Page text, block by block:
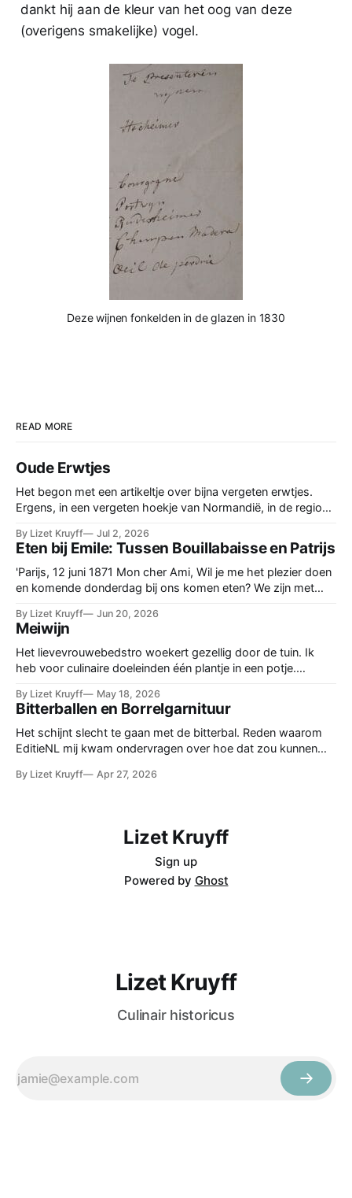
dankt hij aan de kleur van het oog van deze
(overigens smakelijke) vogel.
Deze wijnen fonkelden in de glazen in 1830
READ MORE
Oude Erwtjes
Het begon met een artikeltje over bijna vergeten erwtjes.
Ergens, in een vergeten hoekje van Normandië, in de regio
Maar hoe ze smaakten, dat las ik niet. Dus bestelde ik het
zaad, een zakje met kleine bruine, een beetje rommelige
erwtjes.
By Lizet Kruyff Jul 2, 2026
Eten bij Emile: Tussen Bouillabaisse en Patrijs
'Parijs, 12 juni 1871 Mon cher Ami, Wil je me het plezier doen
en komende donderdag bij ons komen eten? We zijn met
Emile Zola' De etentjes op donderdag bij de familie Zola thuis
zijn vaste prik. De intimi schuiven
By Lizet Kruyff Jun 20, 2026
Meiwijn
Het lievevrouwebedstro woekert gezellig door de tuin. Ik
heb voor culinaire doeleinden één plantje in een potje.
de familie van de Walstro-achtigen. Hier en daar in Zuid-
Limburg groeit hij nog in het wild. Maar laat hem daar maar
staan, zet
By Lizet Kruyff May 18, 2026
Bitterballen en Borrelgarnituur
Het schijnt slecht te gaan met de bitterbal. Reden waarom
EditieNL mij kwam ondervragen over hoe dat zou kunnen
kijken hoe lang die bal al populair is. Want gerechten komen
By Lizet Kruyff Apr 27, 2026
Lizet Kruyff
Sign up
Powered by Ghost
Lizet Kruyff
Culinair historicus